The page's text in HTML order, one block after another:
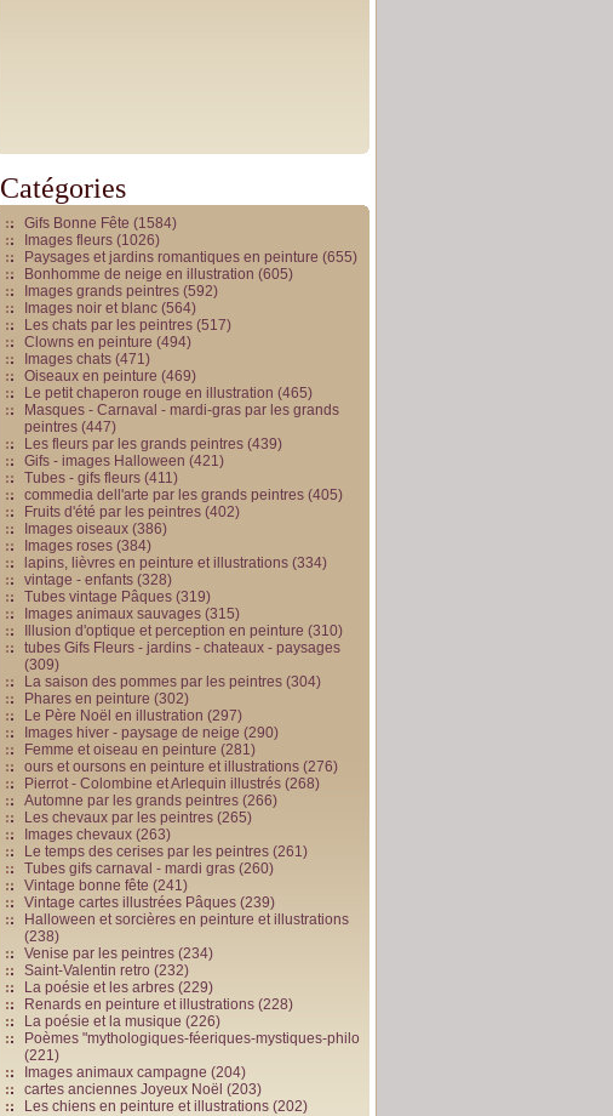
Catégories
Gifs Bonne Fête (1584)
Images fleurs (1026)
Paysages et jardins romantiques en peinture (655)
Bonhomme de neige en illustration (605)
Images grands peintres (592)
Images noir et blanc (564)
Les chats par les peintres (517)
Clowns en peinture (494)
Images chats (471)
Oiseaux en peinture (469)
Le petit chaperon rouge en illustration (465)
Masques - Carnaval - mardi-gras par les grands
peintres (447)
Les fleurs par les grands peintres (439)
Gifs - images Halloween (421)
Tubes - gifs fleurs (411)
commedia dell'arte par les grands peintres (405)
Fruits d'été par les peintres (402)
Images oiseaux (386)
Images roses (384)
lapins, lièvres en peinture et illustrations (334)
vintage - enfants (328)
Tubes vintage Pâques (319)
Images animaux sauvages (315)
Illusion d'optique et perception en peinture (310)
tubes Gifs Fleurs - jardins - chateaux - paysages
(309)
La saison des pommes par les peintres (304)
Phares en peinture (302)
Le Père Noël en illustration (297)
Images hiver - paysage de neige (290)
Femme et oiseau en peinture (281)
ours et oursons en peinture et illustrations (276)
Pierrot - Colombine et Arlequin illustrés (268)
Automne par les grands peintres (266)
Les chevaux par les peintres (265)
Images chevaux (263)
Le temps des cerises par les peintres (261)
Tubes gifs carnaval - mardi gras (260)
Vintage bonne fête (241)
Vintage cartes illustrées Pâques (239)
Halloween et sorcières en peinture et illustrations
(238)
Venise par les peintres (234)
Saint-Valentin retro (232)
La poésie et les arbres (229)
Renards en peinture et illustrations (228)
La poésie et la musique (226)
Poèmes "mythologiques-féeriques-mystiques-philo
(221)
Images animaux campagne (204)
cartes anciennes Joyeux Noël (203)
Les chiens en peinture et illustrations (202)